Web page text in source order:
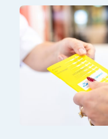
onbezorgd
reizen
werken